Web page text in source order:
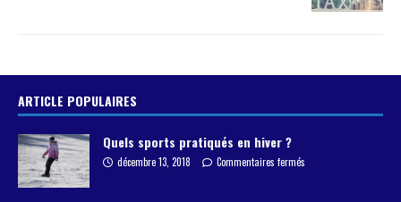
ARTICLE POPULAIRES
Quels sports pratiqués en hiver ?
décembre 13, 2018 Commentaires fermés